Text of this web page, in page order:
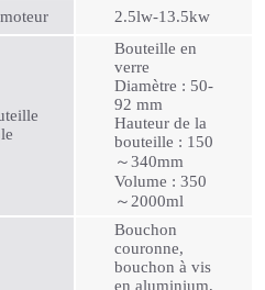
2.5lw-13.5kw
Bouteille en
verre
Diamètre : 50-
92 mm
Hauteur de la
bouteille : 150
～340mm
Volume : 350
～2000ml
Bouchon
couronne,
bouchon à vis
en aluminium,